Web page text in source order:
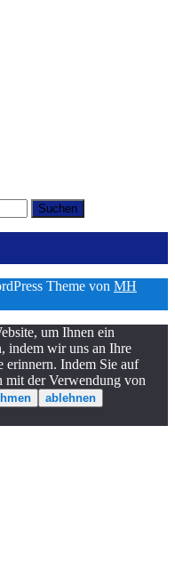
Theme von MH
um Ihnen ein
indem wir uns an Ihre
erinnern. Indem Sie auf
der Verwendung von
ablehnen